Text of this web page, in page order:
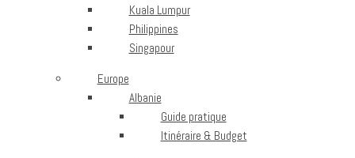
Kuala Lumpur
Philippines
Singapour
Europe
Albanie
Guide pratique
Itinéraire & Budget